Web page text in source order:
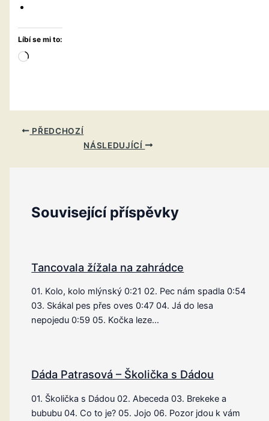
Líbí se mi to:
Načítání…
PŘEDCHOZÍ
NÁSLEDUJÍCÍ
Související příspěvky
Tancovala žížala na zahrádce
01. Kolo, kolo mlýnský 0:21 02. Pec nám spadla 0:54
03. Skákal pes přes oves 0:47 04. Já do lesa
nepojedu 0:59 05. Kočka leze…
Dáda Patrasová – Školička s Dádou
01. Školička s Dádou 02. Abeceda 03. Brekeke a
bububu 04. Co to je? 05. Jojo 06. Pozor jdou k vám